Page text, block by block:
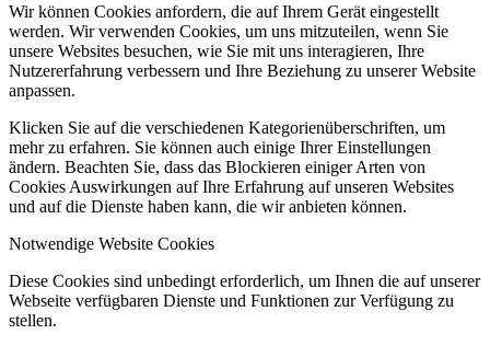
Wir können Cookies anfordern, die auf Ihrem Gerät eingestellt
werden. Wir verwenden Cookies, um uns mitzuteilen, wenn Sie
unsere Websites besuchen, wie Sie mit uns interagieren, Ihre
Nutzererfahrung verbessern und Ihre Beziehung zu unserer Website
anpassen.
Klicken Sie auf die verschiedenen Kategorienüberschriften, um
mehr zu erfahren. Sie können auch einige Ihrer Einstellungen
ändern. Beachten Sie, dass das Blockieren einiger Arten von
Cookies Auswirkungen auf Ihre Erfahrung auf unseren Websites
und auf die Dienste haben kann, die wir anbieten können.
Notwendige Website Cookies
Diese Cookies sind unbedingt erforderlich, um Ihnen die auf unserer
Webseite verfügbaren Dienste und Funktionen zur Verfügung zu
stellen.